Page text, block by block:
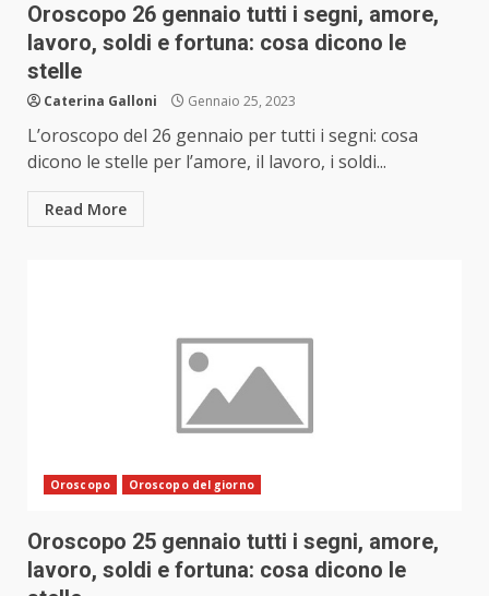
Oroscopo 26 gennaio tutti i segni, amore,
lavoro, soldi e fortuna: cosa dicono le
stelle
Caterina Galloni Gennaio 25, 2023
L’oroscopo del 26 gennaio per tutti i segni: cosa
dicono le stelle per l’amore, il lavoro, i soldi...
Read More
Oroscopo Oroscopo del giorno
Oroscopo 25 gennaio tutti i segni, amore,
lavoro, soldi e fortuna: cosa dicono le